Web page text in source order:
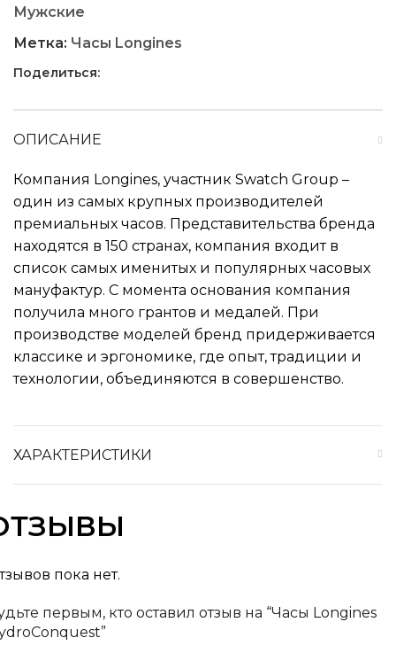
Мужские
Метка: Часы Longines
Поделиться:
ОПИСАНИЕ
Компания Longines, участник Swatch Group –
один из самых крупных производителей
премиальных часов. Представительства бренда
находятся в 150 странах, компания входит в
список самых именитых и популярных часовых
мануфактур. С момента основания компания
получила много грантов и медалей. При
производстве моделей бренд придерживается
классике и эргономике, где опыт, традиции и
технологии, объединяются в совершенство.
ХАРАКТЕРИСТИКИ
пока нет.
первым, кто оставил отзыв на “Часы Longines